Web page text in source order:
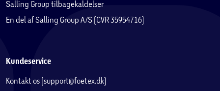
Salling Group tilbagekaldelser
En del af Salling Group A/S (CVR 35954716)
Kundeservice
Kontakt os (support@foetex.dk)